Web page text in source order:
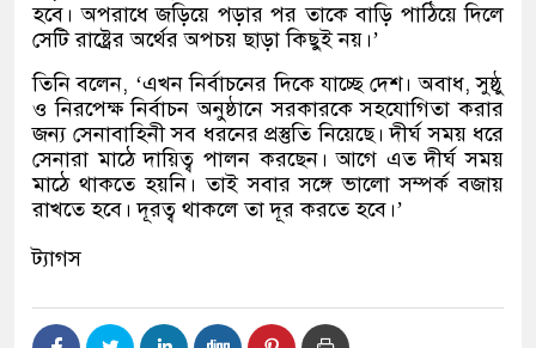
হবে। অপরাধে জড়িয়ে পড়ার পর তাকে বাড়ি পাঠিয়ে দিলে
সেটি রাষ্ট্রের অর্থের অপচয় ছাড়া কিছুই নয়।’
তিনি বলেন, ‘এখন নির্বাচনের দিকে যাচ্ছে দেশ। অবাধ, সুষ্ঠু
ও নিরপেক্ষ নির্বাচন অনুষ্ঠানে সরকারকে সহযোগিতা করার
জন্য সেনাবাহিনী সব ধরনের প্রস্তুতি নিয়েছে। দীর্ঘ সময় ধরে
সেনারা মাঠে দায়িত্ব পালন করছেন। আগে এত দীর্ঘ সময়
মাঠে থাকতে হয়নি। তাই সবার সঙ্গে ভালো সম্পর্ক বজায়
রাখতে হবে। দূরত্ব থাকলে তা দূর করতে হবে।’
ট্যাগস